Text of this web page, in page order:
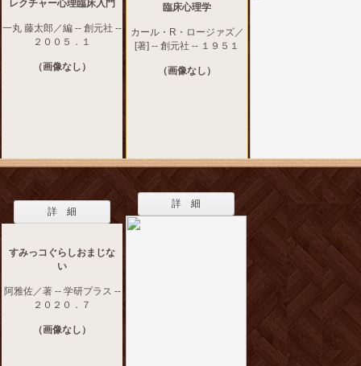
レクチャー心理臨床入門
一丸 藤太郎／編 -- 創元社 --
２００５．１
（画像なし）
臨床心理学
カール・R・ロージァズ／
[著] -- 創元社 -- １９５１
（画像なし）
詳 細
すみっコぐらしおまじな
い
阿雅佐／著 -- 学研プラス --
２０２０．７
（画像なし）
詳 細